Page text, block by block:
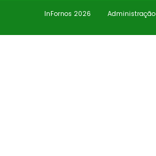
InFornos 2026 Administração